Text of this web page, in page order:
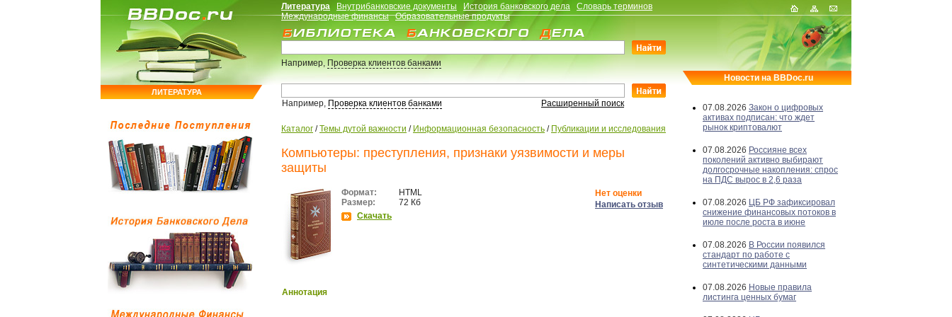
ЛИТЕРАТУРА
Литература Внутрибанковские документы История банковского дела
Словарь терминов
Международные финансы
Образовательные продукты
Например,Проверка клиентов банками
Например, Проверка клиентов банками Расширенный поиск
Каталог /Темы дутой важности / Информационная безопасность / Публикации и исследования
Компьютеры: преступления, признаки уязвимости и меры
защиты
Формат:
HTML
Размер:
72 Кб
Скачать
Нет оценки
Написать отзыв
Аннотация
Новости на BBDoc.ru
07.08.2026 Закон о цифровых
активах подписан: что ждет
рынок криптовалют
07.08.2026 Россияне всех
поколений активно выбирают
долгосрочные накопления: спрос
на ПДС вырос в 2,6 раза
07.08.2026 ЦБ РФ зафиксировал
снижение финансовых потоков в
июле после роста в июне
07.08.2026 В России появился
стандарт по работе с
синтетическими данными
07.08.2026 Новые правила
листинга ценных бумаг